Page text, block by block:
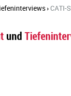
›CATI-
und